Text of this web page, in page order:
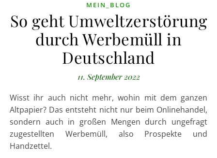
MEIN_BLOG
So geht Umweltzerstörung
durch Werbemüll in
Deutschland
11. September 2022
Wisst ihr auch nicht mehr, wohin mit dem ganzen
Altpapier? Das entsteht nicht nur beim Onlinehandel,
sondern auch in großen Mengen durch ungefragt
zugestellten Werbemüll, also Prospekte und
Handzettel.